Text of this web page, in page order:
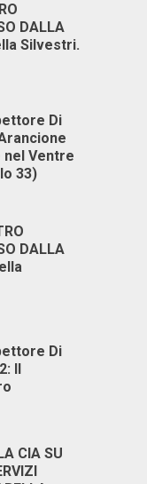
DALLA
Silvestri.
Di
nel Ventre
33)
DALLA
Di
Il
CIA SU